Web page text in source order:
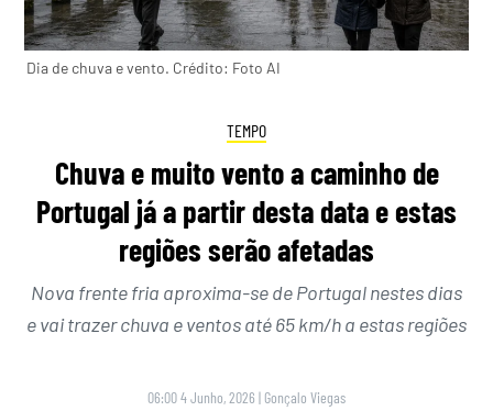
Dia de chuva e vento. Crédito: Foto AI
TEMPO
Chuva e muito vento a caminho de
Portugal já a partir desta data e estas
regiões serão afetadas
Nova frente fria aproxima-se de Portugal nestes dias
e vai trazer chuva e ventos até 65 km/h a estas regiões
06:00 4 Junho, 2026 | Gonçalo Viegas